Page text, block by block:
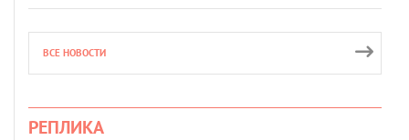
ВСЕ НОВОСТИ
РЕПЛИКА